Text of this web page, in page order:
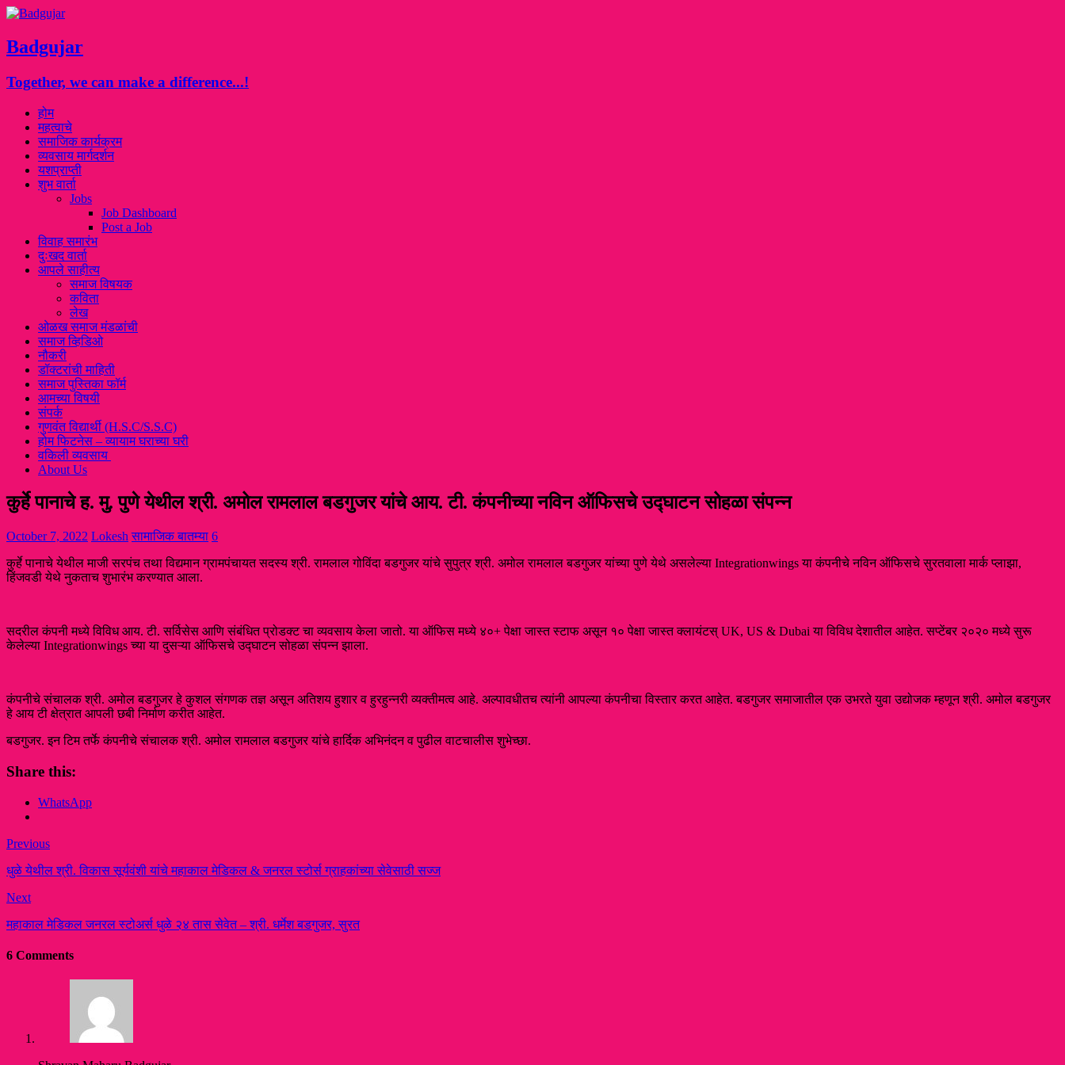
Badgujar
Together, we can make a difference...!
होम
महत्वाचे
समाजिक कार्यक्रम
व्यवसाय मार्गदर्शन
यशप्राप्ती
शुभ वार्ता
Jobs
Job Dashboard
Post a Job
विवाह समारंभ
दुःखद वार्ता
आपले साहीत्य
समाज विषयक
कविता
लेख
ओळख समाज मंडळांची
समाज व्हिडिओ
नौकरी
डॉक्टरांची माहिती
समाज पुस्तिका फॉर्म
आमच्या विषयी
संपर्क
गुणवंत विद्यार्थी (H.S.C/S.S.C)
होम फिटनेस – व्यायाम घराच्या घरी
वकिली व्यवसाय
About Us
कुर्हे पानाचे ह. मु. पुणे येथील श्री. अमोल रामलाल बडगुजर यांचे आय. टी. कंपनीच्या नविन ऑफिसचे उद्घाटन सोहळा संपन्न
October 7, 2022 Lokesh सामाजिक बातम्या 6
कुर्हे पानाचे येथील माजी सरपंच तथा विद्यमान ग्रामपंचायत सदस्य श्री. रामलाल गोविंदा बडगुजर यांचे सुपुत्र श्री. अमोल रामलाल बडगुजर यांच्या पुणे येथे असलेल्या Integrationwings या कंपनीचे नविन ऑफिसचे सुरतवाला मार्क प्लाझा,
हिंजवडी येथे नुकताच शुभारंभ करण्यात आला.
सदरील कंपनी मध्ये विविध आय. टी. सर्विसेस आणि संबंधित प्रोडक्ट चा व्यवसाय केला जातो. या ऑफिस मध्ये ४०+ पेक्षा जास्त स्टाफ असून १० पेक्षा जास्त क्लायंटस् UK, US & Dubai या विविध देशातील आहेत. सप्टेंबर २०२० मध्ये सुरू
केलेल्या Integrationwings च्या या दुसऱ्या ऑफिसचे उद्घाटन सोहळा संपन्न झाला.
कंपनीचे संचालक श्री. अमोल बडगुजर हे कुशल संगणक तज्ञ असून अतिशय हुशार व हुरहुन्नरी व्यक्तीमत्व आहे. अल्पावधीतच त्यांनी आपल्या कंपनीचा विस्तार करत आहेत. बडगुजर समाजातील एक उभरते युवा उद्योजक म्हणून श्री. अमोल बडगुजर
हे आय टी क्षेत्रात आपली छबी निर्माण करीत आहेत.
बडगुजर. इन टिम तर्फे कंपनीचे संचालक श्री. अमोल रामलाल बडगुजर यांचे हार्दिक अभिनंदन व पुढील वाटचालीस शुभेच्छा.
Share this:
WhatsApp
Previous
धुळे येथील श्री. विकास सूर्यवंशी यांचे महाकाल मेडिकल & जनरल स्टोर्स ग्राहकांच्या सेवेसाठी सज्ज
Next
महाकाल मेडिकल जनरल स्टोअर्स धुळे २४ तास सेवेत – श्री. धर्मेश बडगुजर, सुरत
6 Comments